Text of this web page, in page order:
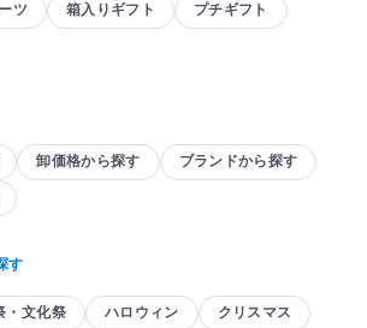
ツ 箱入りギフト プチギフト
卸価格から探す ブランドから探す
す
・文化祭 ハロウィン クリスマス